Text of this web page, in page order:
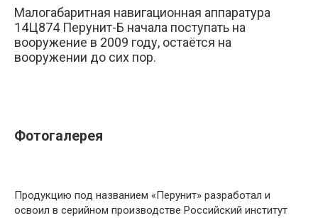
Малогабаритная навигационная аппаратура
14Ц874 Перунит-Б начала поступать на
вооружение в 2009 году, остаётся на
вооружении до сих пор.
Фотогалерея
Продукцию под названием «Перунит» разработал и
освоил в серийном производстве Российский институт